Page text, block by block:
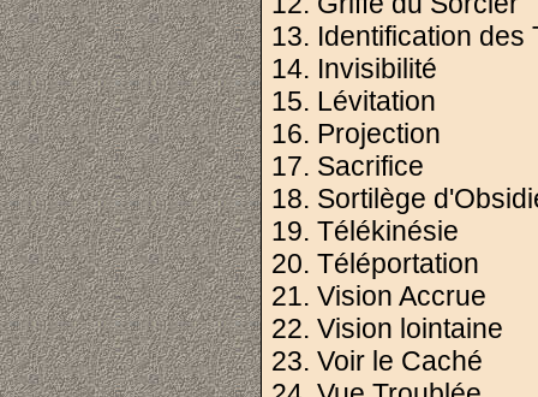
13. Identification des
14. Invisibilité
15. Lévitation
16. Projection
17. Sacrifice
18. Sortilège
19. Télékinésie
20. Téléportation
21. Vision Accrue
22. Vision lointaine
23. Voir le Caché